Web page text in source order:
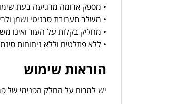
• מספק ארומה מרגיעה בעת
• משלב תערובתסרניטי ושמן
• מחליק בקלות על העור ואינו
• ללאפתלטים וללא ניחוחות
הוראות שימוש
ישלמרוח על החלק הפנימי של